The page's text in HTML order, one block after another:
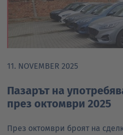
11. NOVEMBER 2025
Пазарът на
през октомври 2025
През октомври броят на